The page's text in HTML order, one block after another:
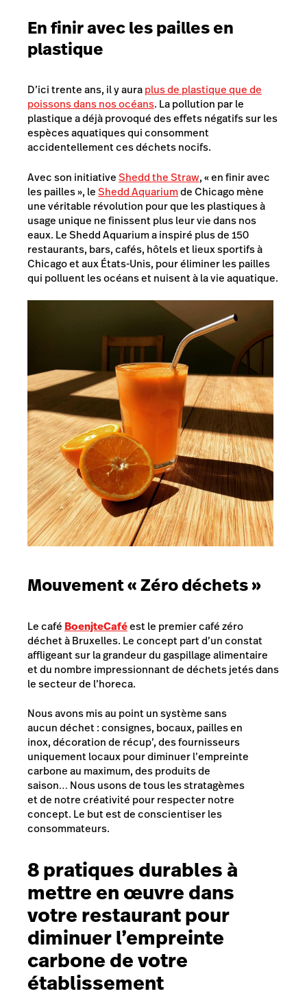
En finir avec les pailles en
plastique
D’ici trente ans, il y auraplus de plastique que de
poissons dans nos océans. La pollution par le
plastique a déjà provoqué des effets négatifs sur les
espèces aquatiques qui consomment
accidentellement ces déchets nocifs.
Avec son initiativeShedd the Straw, « en finir avec
les pailles », leShedd Aquariumde Chicago mène
une véritable révolution pour que les plastiques à
usage unique ne finissent plus leur vie dans nos
eaux. Le Shedd Aquarium a inspiré plus de 150
restaurants, bars, cafés, hôtels et lieux sportifs à
Chicago et aux États-Unis, pour éliminer les pailles
qui polluent les océans et nuisent à la vie aquatique.
Mouvement « Zéro déchets »
Le café BoenjteCaféest le premier café zéro
déchet à Bruxelles. Le concept part d’un constat
affligeant sur la grandeur du gaspillage alimentaire
et du nombre impressionnant de déchets jetés dans
le secteur de l’horeca.
Nous avons mis au point un système sans
aucun déchet : consignes, bocaux, pailles en
inox, décoration de récup’, des fournisseurs
uniquement locaux pour diminuer l’empreinte
carbone au maximum, des produits de
saison… Nous usons de tous les stratagèmes
et de notre créativité pour respecter notre
concept. Le but est de conscientiser les
consommateurs.
8 pratiques durables à
mettre en œuvre dans
votre restaurant pour
diminuer l’empreinte
carbone de votre
établissement